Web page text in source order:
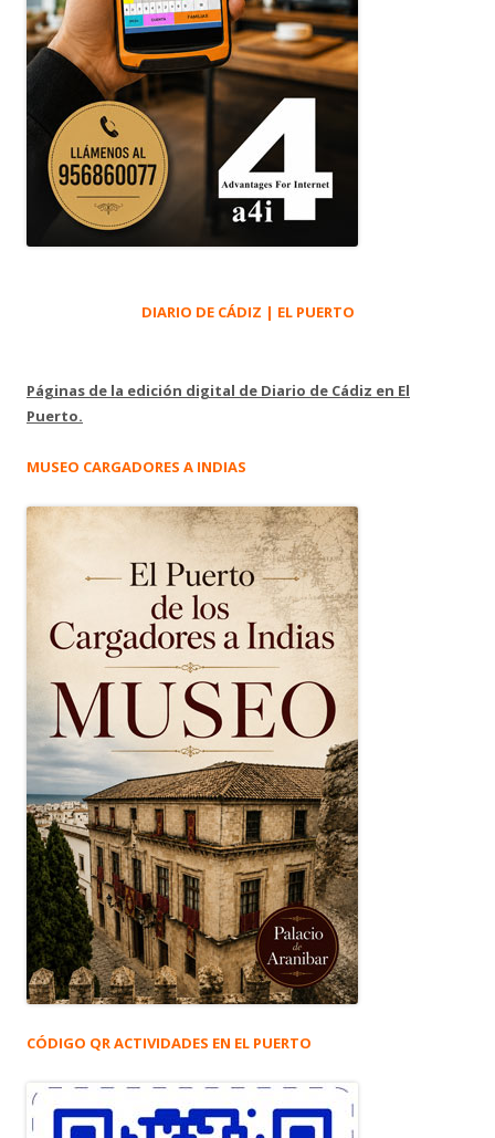
DIARIO DE CÁDIZ | EL PUERTO
Páginas de la edición digital de Diario de Cádiz en El
Puerto.
MUSEO CARGADORES A INDIAS
CÓDIGO QR ACTIVIDADES EN EL PUERTO